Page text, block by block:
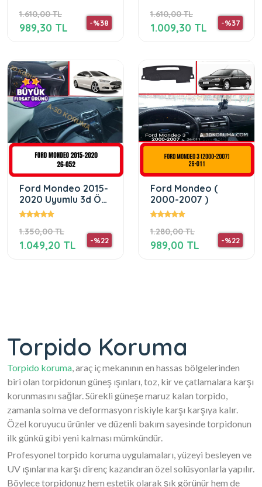
Kilifi Halisi
1.610,00 TL
-%38
989,30 TL
Koruyucu Kılıfı Halısı
1.610,00 TL
-%37
1.009,30 TL
Ford Mondeo 2015-
2020 Uyumlu 3d Ön
Gögüs/panel/
Kilifi/ Halisi/
1.350,00 TL
-%22
1.049,20 TL
Ford Mondeo (
2000-2007 )
1.280,00 TL
-%22
989,00 TL
Torpido Koruma
Torpido koruma, araç iç mekanının en hassas bölgelerinden
biri olan torpidonun güneş ışınları, toz, kir ve çatlamalara karşı
korunmasını sağlar. Sürekli güneşe maruz kalan torpido,
zamanla solma ve deformasyon riskiyle karşı karşıya kalır.
Özel koruyucu ürünler ve düzenli bakım sayesinde torpidonun
ilk günkü gibi yeni kalması mümkündür.
Profesyonel torpido koruma uygulamaları, yüzeyi besleyen ve
UV ışınlarına karşı direnç kazandıran özel solüsyonlarla yapılır.
Böylece torpidonuz hem estetik olarak şık görünür hem de